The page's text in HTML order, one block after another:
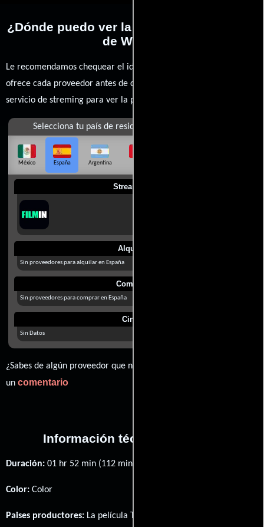
¿Dónde puedo ver la películas El misterio
de Wells?
Le recomendamos chequear el idioma, doblaje o subtítulos que
ofrece cada proveedor antes de comprar, alquilar o contratar un
servicio de streming para ver la películas.
Selecciona tu país de residencia
México España Argentina
Streaming
Alquilar
Sin proveedores para alquilar en España
Comprar
Sin proveedores para comprar en España
Cines
Sin Datos
¿Sabes de algún proveedor que no estamos mostrando? déjanos
un comentario
Información técnica y general
Duración: 01 hr 52 min (112 minutos) .
Color: Color
Paises productores: La película The Reckoning fué producida en